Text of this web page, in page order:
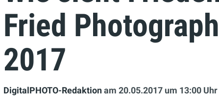
Fried
2017
DigitalPHOTO-Redaktion am 20.05.2017 um 13:00 Uhr